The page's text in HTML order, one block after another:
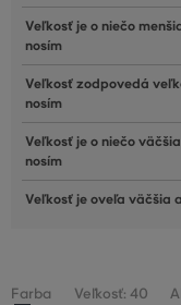
Veľkosť je o niečo
nosím
Veľkosť zodpovedá
nosím
Veľkosť je o niečo
nosím
Veľkosť je oveľa väčšia
Farba Veľkosť: 40